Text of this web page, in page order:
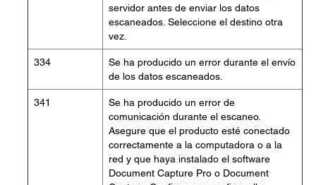
servidor antes de enviar los datos
escaneados. Seleccione el destino otra
vez.
334
Se ha producido un error durante el envío
de los datos escaneados.
341
Se ha producido un error de
comunicación durante el escaneo.
Asegure que el producto esté conectado
correctamente a la computadora o a la
red y que haya instalado el software
Document Capture Pro o Document